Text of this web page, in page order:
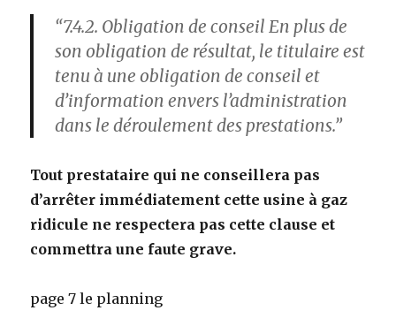
“7.4.2. Obligation de conseil En plus de
son obligation de résultat, le titulaire est
tenu à une obligation de conseil et
d’information envers l’administration
dans le déroulement des prestations.”
Tout prestataire qui ne conseillera pas
d’arrêter immédiatement cette usine à gaz
ridicule ne respectera pas cette clause et
commettra une faute grave.
page 7 le planning